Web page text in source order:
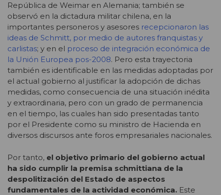
República de Weimar en Alemania; también se
observó en la dictadura militar chilena, en la
importantes personeros y asesores recepcionaron las
ideas de Schmitt, por medio de autores franquistas y
carlistas; y en el proceso de integración económica de
la Unión Europea pos-2008. Pero esta trayectoria
también es identificable en las medidas adoptadas por
el actual gobierno al justificar la adopción de dichas
medidas, como consecuencia de una situación inédita
y extraordinaria, pero con un grado de permanencia
en el tiempo, las cuales han sido presentadas tanto
por el Presidente como su ministro de Hacienda en
diversos discursos ante foros empresariales nacionales.
Por tanto, el objetivo primario del gobierno actual
ha sido cumplir la premisa schmittiana de la
despolitización del Estado de aspectos
fundamentales de la actividad económica. Este